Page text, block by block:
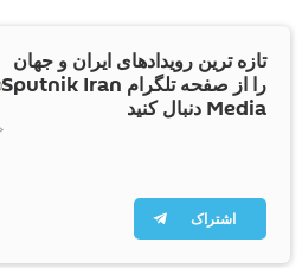
تازه ترین رویدادهای ایران و جهان
را از صفحه تلگرام Sputnik Iran
Media دنبال کنید
اشتراک